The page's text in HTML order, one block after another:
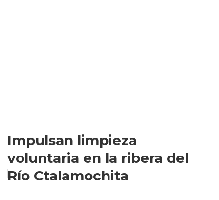
Impulsan limpieza
voluntaria en la ribera del
Río Ctalamochita